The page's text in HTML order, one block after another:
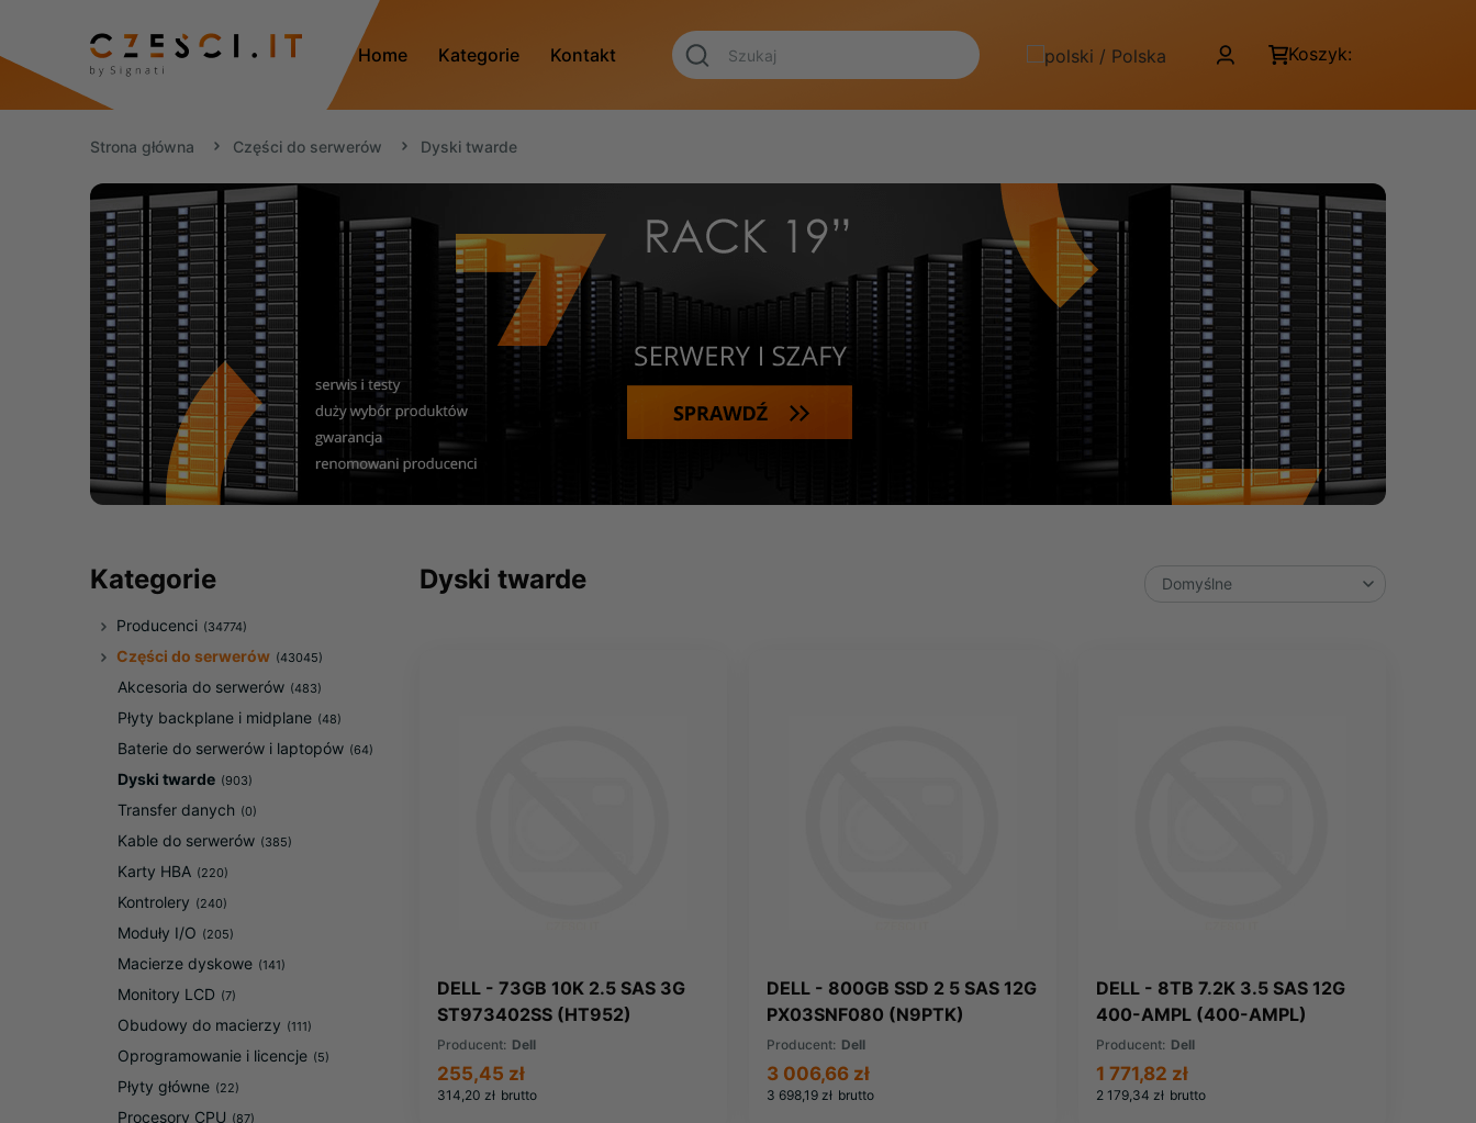
Koszyk:
Home Kategorie Kontakt
Strona główna Części do serwerów Dyski twarde
Kategorie
Producenci (34774)
Części do serwerów (43045)
Akcesoria do serwerów (483)
Płyty backplane i midplane (48)
Baterie do serwerów i laptopów (64)
Dyski twarde (903)
Transfer danych (0)
Kable do serwerów (385)
Karty HBA (220)
Kontrolery (240)
Moduły I/O (205)
Macierze dyskowe (141)
Monitory LCD (7)
Obudowy do macierzy (111)
Oprogramowanie i licencje (5)
Płyty główne (22)
Procesory CPU (87)
Dyski twarde
DELL - 73GB 10K 2.5 SAS 3G
ST973402SS (HT952)
Producent: Dell
314,20 zł brutto
255,45 zł
DELL - 800GB SSD 2 5 SAS 12G
PX03SNF080 (N9PTK)
Producent: Dell
3 698,19 zł brutto
3 006,66 zł
DELL - 8TB 7.2K 3.5 SAS 12G
400-AMPL (400-AMPL)
Producent: Dell
2 179,34 zł brutto
1 771,82 zł